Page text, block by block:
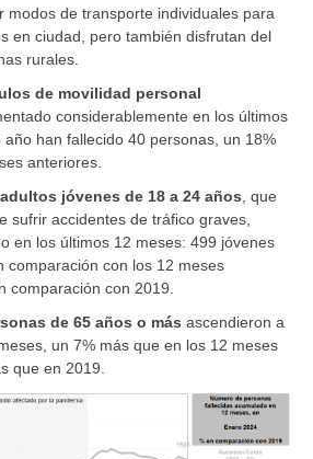
modos de transporte individuales para
en ciudad, pero también disfrutan del
rurales.
de movilidad personal
considerablemente en los últimos
han fallecido 40 personas, un 18%
anteriores.
adultos jóvenes de 18 a 24 años , que
sufrir accidentes de tráfico graves,
en los últimos 12 meses: 499 jóvenes
comparación con los 12 meses
comparación con 2019.
de 65 años o más ascendieron a
un 7% más que en los 12 meses
que en 2019.